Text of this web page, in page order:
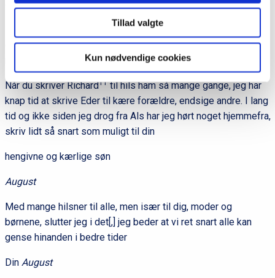
Tillad valgte
Kun nødvendige cookies
dem atter tilbage.
Du vil af dette se hvor blodigt en batalje[,] dette har været, og
desværre endnu mere forestår os, jeg skal så hurtigt som
muligt meddele dig[,]når noget sker, det gå som det vil.
Når du skriver Richard11til hils ham så mange gange, jeg har
knap tid at skrive Eder til kære forældre, endsige andre. I lang
tid og ikke siden jeg drog fra Als har jeg hørt noget hjemmefra,
skriv lidt så snart som muligt til din
hengivne og kærlige søn
August
Med mange hilsner til alle, men især til dig, moder og
børnene, slutter jeg i det[,] jeg beder at vi ret snart alle kan
gense hinanden i bedre tider
Din August